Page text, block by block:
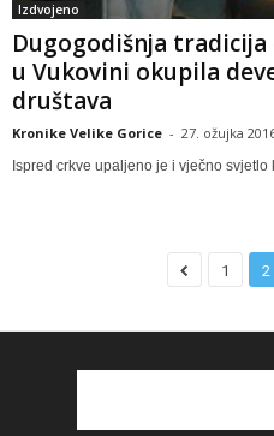
Izdvojeno
Dugogodišnja tradicija
u Vukovini okupila
društava
Kronike Velike Gorice - 27. ožujka
Ispred crkve upaljeno je i vječno
1 2